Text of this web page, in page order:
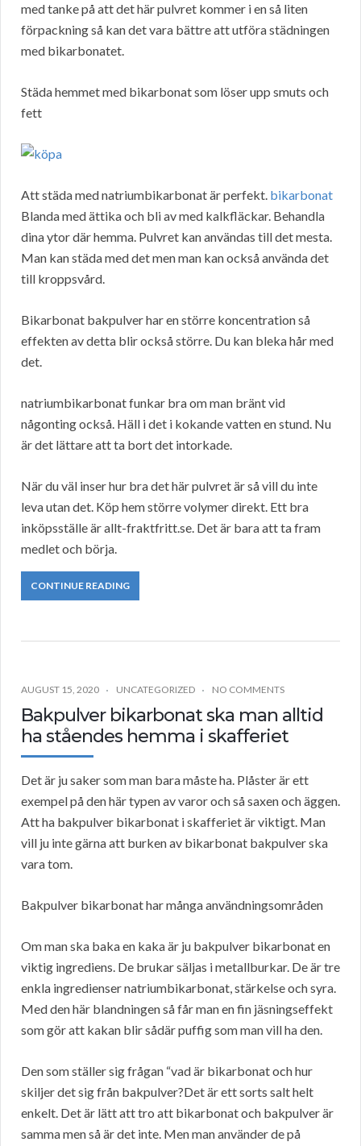
med tanke på att det här pulvret kommer i en så liten
förpackning så kan det vara bättre att utföra städningen
med bikarbonatet.
Städa hemmet med bikarbonat som löser upp smuts och
fett
Att städa med natriumbikarbonat är perfekt. bikarbonat
Blanda med ättika och bli av med kalkfläckar. Behandla
dina ytor där hemma. Pulvret kan användas till det mesta.
Man kan städa med det men man kan också använda det
till kroppsvård.
Bikarbonat bakpulver har en större koncentration så
effekten av detta blir också större. Du kan bleka hår med
det.
natriumbikarbonat funkar bra om man bränt vid
någonting också. Häll i det i kokande vatten en stund. Nu
är det lättare att ta bort det intorkade.
När du väl inser hur bra det här pulvret är så vill du inte
leva utan det. Köp hem större volymer direkt. Ett bra
inköpsställe är allt-fraktfritt.se. Det är bara att ta fram
medlet och börja.
CONTINUE READING
AUGUST 15, 2020 UNCATEGORIZED NO COMMENTS
Bakpulver bikarbonat ska man alltid
ha ståendes hemma i skafferiet
Det är ju saker som man bara måste ha. Plåster är ett
exempel på den här typen av varor och så saxen och äggen.
Att ha bakpulver bikarbonat i skafferiet är viktigt. Man
vill ju inte gärna att burken av bikarbonat bakpulver ska
vara tom.
Bakpulver bikarbonat har många användningsområden
Om man ska baka en kaka är ju bakpulver bikarbonat en
viktig ingrediens. De brukar säljas i metallburkar. De är tre
enkla ingredienser natriumbikarbonat, stärkelse och syra.
Med den här blandningen så får man en fin jäsningseffekt
som gör att kakan blir sådär puffig som man vill ha den.
Den som ställer sig frågan “vad är bikarbonat och hur
skiljer det sig från bakpulver?Det är ett sorts salt helt
enkelt. Det är lätt att tro att bikarbonat och bakpulver är
samma men så är det inte. Men man använder de på